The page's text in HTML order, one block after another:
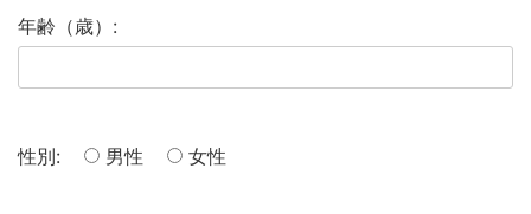
年齢（歳）:
性別: 男性 女性